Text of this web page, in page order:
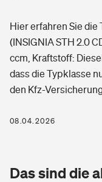
Arbeitsrechtsschutz
Hausratversicherung
Elementarversicherung
Photovoltaik
Wärmepumpen
Pri­vate Haft­pflicht­
Gesundheit
Private
Hier erfahren Sie die
(INSIGNIA STH 2.0
ccm, Kraftstoff:
dass die Typklasse
den Kfz-
08.04.2026
Das sind die